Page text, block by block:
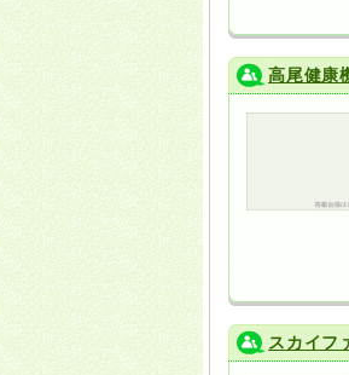
高尾健康
スカイフ